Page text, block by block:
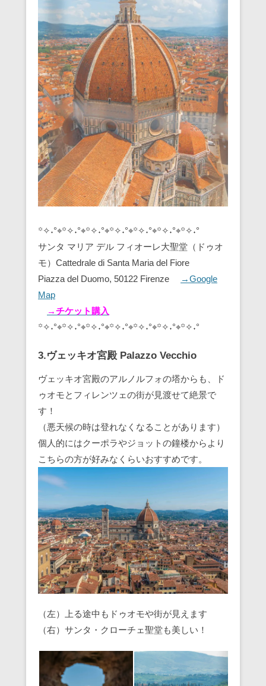
꙳✧˖°⌖꙳✧˖°⌖꙳✧˖°⌖꙳✧˖°⌖꙳✧˖°⌖꙳✧˖°⌖꙳✧˖°
サンタ マリア デル フィオーレ大聖堂（ドゥオ
モ）Cattedrale di Santa Maria del Fiore
Piazza del Duomo, 50122 Firenze
→Google
Map
→チケット購入
꙳✧˖°⌖꙳✧˖°⌖꙳✧˖°⌖꙳✧˖°⌖꙳✧˖°⌖꙳✧˖°⌖꙳✧˖°
3.ヴェッキオ宮殿 Palazzo Vecchio
ヴェッキオ宮殿のアルノルフォの塔からも、ド
ゥオモとフィレンツェの街が見渡せて絶景で
す！
（悪天候の時は登れなくなることがあります）
個人的にはクーポラやジョットの鐘楼からより
こちらの方が好みなくらいおすすめです。
（左）上る途中もドゥオモや街が見えます
（右）サンタ・クローチェ聖堂も美しい！